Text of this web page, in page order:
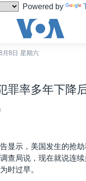
Powered by
月8日 星期六
罪率多年下降
显示，美国发生的抢
调查局说，现在就说连
时过早。